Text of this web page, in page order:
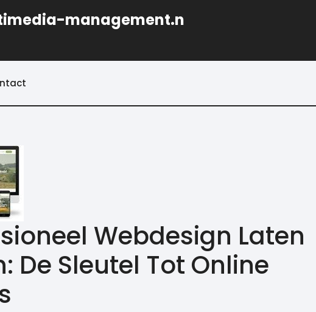
management.n
Webdesign Laten
De Sleutel Tot Online